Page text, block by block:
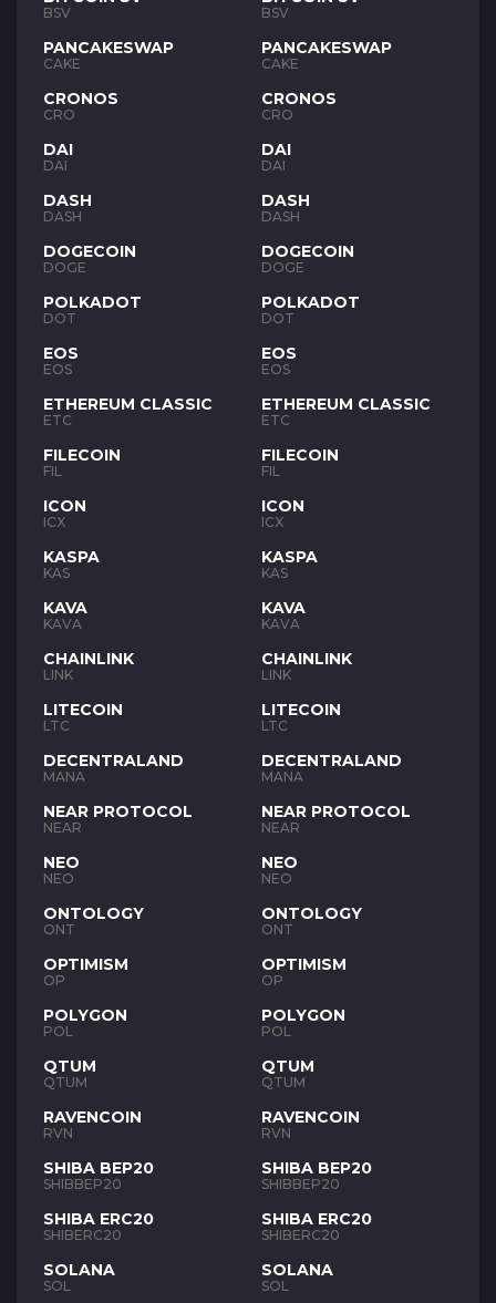
BSV
PANCAKESWAP
CAKE
CRONOS
CRO
DAI
DAI
DASH
DASH
DOGECOIN
DOGE
POLKADOT
DOT
EOS
EOS
ETHEREUM CLASSIC
ETC
FILECOIN
FIL
ICON
ICX
KASPA
KAS
KAVA
KAVA
CHAINLINK
LINK
LITECOIN
LTC
DECENTRALAND
MANA
NEAR PROTOCOL
NEAR
NEO
NEO
ONTOLOGY
ONT
OPTIMISM
OP
POLYGON
POL
QTUM
QTUM
RAVENCOIN
RVN
SHIBA BEP20
SHIBBEP20
SHIBA ERC20
SHIBERC20
SOLANA
SOL
BSV
PANCAKESWAP
CAKE
CRONOS
CRO
DAI
DAI
DASH
DASH
DOGECOIN
DOGE
POLKADOT
DOT
EOS
EOS
ETHEREUM CLASSIC
ETC
FILECOIN
FIL
ICON
ICX
KASPA
KAS
KAVA
KAVA
CHAINLINK
LINK
LITECOIN
LTC
DECENTRALAND
MANA
NEAR PROTOCOL
NEAR
NEO
NEO
ONTOLOGY
ONT
OPTIMISM
OP
POLYGON
POL
QTUM
QTUM
RAVENCOIN
RVN
SHIBA BEP20
SHIBBEP20
SHIBA ERC20
SHIBERC20
SOLANA
SOL